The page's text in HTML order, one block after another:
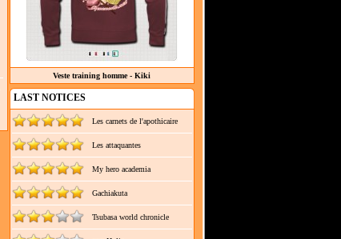
Veste training homme - Kiki
LAST NOTICES
Les carnets de l'apothicaire
Les attaquantes
My hero academia
Gachiakuta
Tsubasa world chronicle